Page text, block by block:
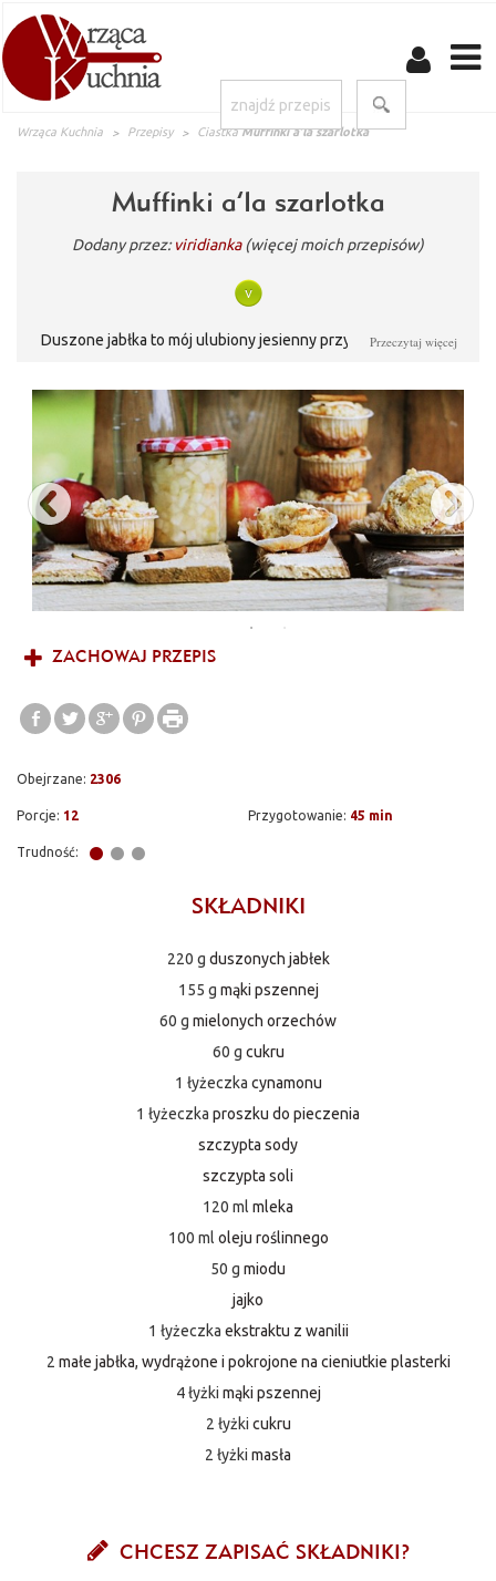
Wrząca Kuchnia Przepisy Ciastka Muffinki a’la szarlotka
Muffinki a’la szarlotka
Dodany przez:viridianka (więcej moich przepisów)
Duszone jabłka to mój ulubiony jesienny przysmak. Ich część
cynamonowych i z chrupiącą kruszonką.
Przeczytaj więcej
ZACHOWAJ PRZEPIS
Obejrzane: 2306
Porcje: 12 Przygotowanie: 45 min
Trudność:
SKŁADNIKI
220 g duszonych jabłek
155 g mąki pszennej
60 g mielonych orzechów
60 g cukru
1 łyżeczka cynamonu
1 łyżeczka proszku do pieczenia
szczypta sody
szczypta soli
120 ml mleka
100 ml oleju roślinnego
50 g miodu
jajko
1 łyżeczka ekstraktu z wanilii
2 małe jabłka, wydrążone i pokrojone na cieniutkie plasterki
4 łyżki mąki pszennej
2 łyżki cukru
2 łyżki masła
CHCESZ ZAPISAĆ SKŁADNIKI?